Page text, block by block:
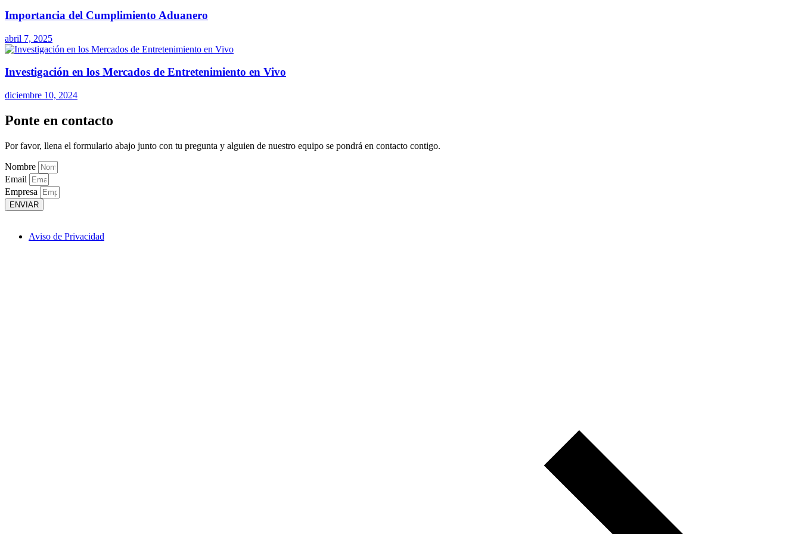
Importancia del Cumplimiento Aduanero
abril 7, 2025
Investigación en los Mercados de Entretenimiento en Vivo
diciembre 10, 2024
Ponte en contacto
Por favor, llena el formulario abajo junto con tu pregunta y alguien de nuestro equipo se pondrá en contacto contigo.
Nombre
Email
Empresa
ENVIAR
Aviso de Privacidad